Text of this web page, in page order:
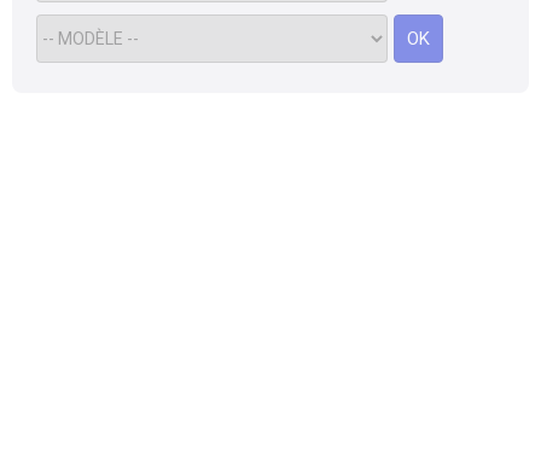
Forum OK